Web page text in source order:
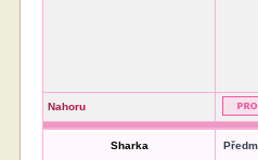
Nahoru
Sharka